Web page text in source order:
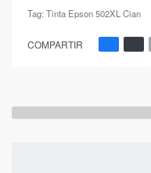
Tag: Tinta Epson 502XL Cian
COMPARTIR